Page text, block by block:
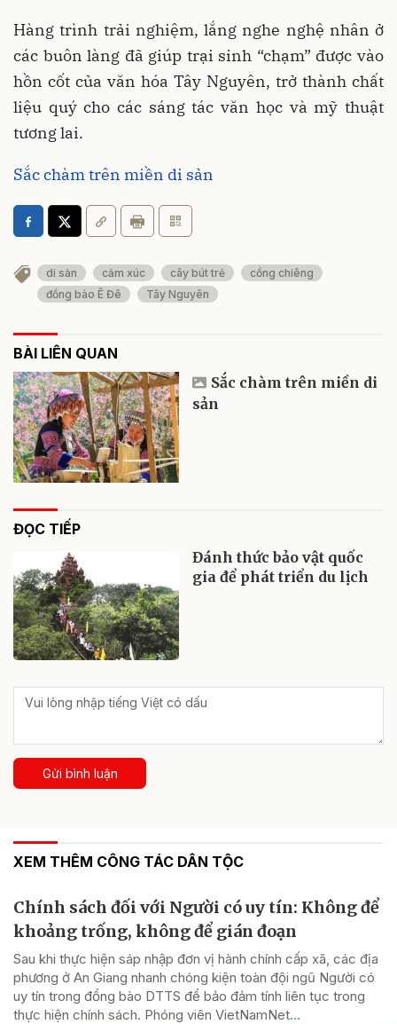
Hàng trình trải nghiệm, lắng nghe nghệ nhân ở
các buôn làng đã giúp trại sinh “chạm” được vào
hồn cốt của văn hóa Tây Nguyên, trở thành chất
liệu quý cho các sáng tác văn học và mỹ thuật
tương lai.
Sắc chàm trên miền di sản
di sản cảm xúc cây bút trẻ
cồng chiêng
đồng bào Ê Đê
Tây Nguyên
BÀI LIÊN QUAN
Sắc chàm trên miền di
sản
ĐỌC TIẾP
Đánh thức bảo vật quốc
gia để phát triển du lịch
Gửi bình luận
XEM THÊM CÔNG TÁC DÂN TỘC
Chính sách đối với Người có uy tín: Không để
khoảng trống, không để gián đoạn
Sau khi thực hiện sáp nhập đơn vị hành chính cấp xã, các địa
phương ở An Giang nhanh chóng kiện toàn đội ngũ Người có
uy tín trong đồng bào DTTS để bảo đảm tính liên tục trong
thực hiện chính sách. Phóng viên VietNamNet...